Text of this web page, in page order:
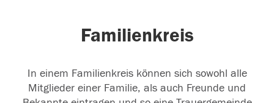
Familienkreis
In einem Familienkreis können sich sowohl alle
Mitglieder einer Familie, als auch Freunde und